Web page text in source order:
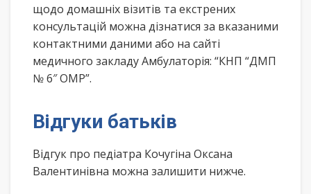
щодо домашніх візитів та екстрених
консультацій можна дізнатися за вказаними
контактними даними або на сайті
медичного закладу Амбулаторія: “КНП “ДМП
№ 6″ ОМР”.
Відгуки батьків
Відгук про педіатра Кочугіна Оксана
Валентинівна можна залишити нижче.